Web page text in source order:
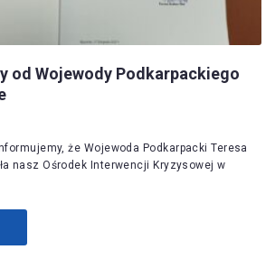
od Wojewody Podkarpackiego
że Wojewoda Podkarpacki Teresa
nasz Ośrodek Interwencji Kryzysowej w